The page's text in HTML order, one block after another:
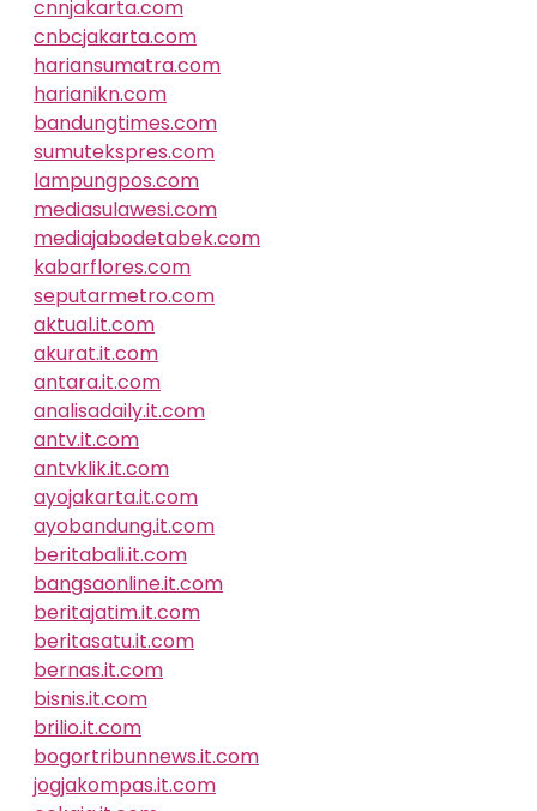
cnnjakarta.com
cnbcjakarta.com
hariansumatra.com
harianikn.com
bandungtimes.com
sumutekspres.com
lampungpos.com
mediasulawesi.com
mediajabodetabek.com
kabarflores.com
seputarmetro.com
aktual.it.com
akurat.it.com
antara.it.com
analisadaily.it.com
antv.it.com
antvklik.it.com
ayojakarta.it.com
ayobandung.it.com
beritabali.it.com
bangsaonline.it.com
beritajatim.it.com
beritasatu.it.com
bernas.it.com
bisnis.it.com
brilio.it.com
bogortribunnews.it.com
jogjakompas.it.com